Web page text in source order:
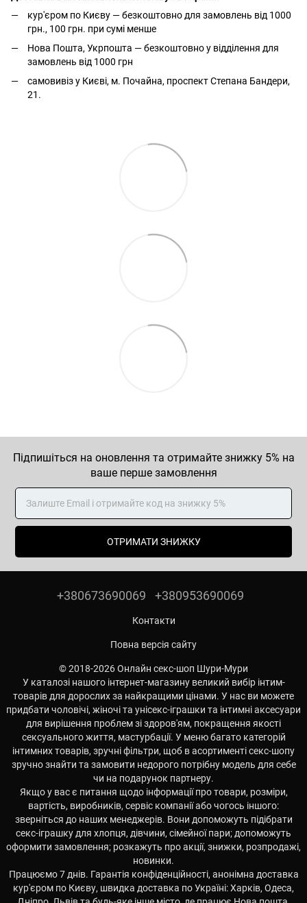
кур'єром по Києву — безкоштовно для замовлень від 1000
грн., 100 грн. при сумі менше
Нова Пошта, Укрпошта — безкоштовно у відділення для
замовлень від 1000 грн
самовивіз у Києві, м. Почайна, проспект Степана Бандери,
21.
Підпишіться на оновлення та отримайте знижку 5% на
ваше перше замовлення
ОТРИМАТИ ЗНИЖКУ
+380673690069 +380953690069
Контакти
Повна версія сайту
© 2018-2026 Онлайн секс-шоп Шури-Мури
У каталозі нашого інтернет-магазину великий вибір інтим-
товарів для дорослих за найкращими цінами. У нас ви можете
придбати чоловічі, жіночі та унісекс-іграшки та інтимні аксесуари
для вирішення проблем зі здоров'ям, покращення якості
сексуального життя, мастурбації. У меню багато категорій
інтимних товарів, зручні фільтри, щоб в асортименті секс-шопу
зручно знайти та замовити недорого потрібну модель для себе
чи на подарунок партнеру.
Якщо у вас є питання щодо інформації про товари, розміри,
вартість, виробників, сервіс компанії або чогось іншого:
зверніться до наших менеджерів. Вони допоможуть підібрати
секс-іграшку для хлопця, дівчини, сімейної пари; допоможуть
оформити замовлення; розкажуть про акції, знижки, розпродажі,
новинки.
Працюємо 7 днів. Гарантія конфіденційності, анонімна доставка
кур'єром по Києву, швидка доставка по Україні: Харків, Одеса,